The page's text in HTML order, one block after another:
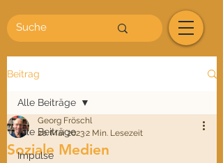
Beitrag
Alle Beiträge
Impulse
Alle Beiträge
Soziale Medien
Georg Fröschl
20. Mai 20232 Min. Lesezeit